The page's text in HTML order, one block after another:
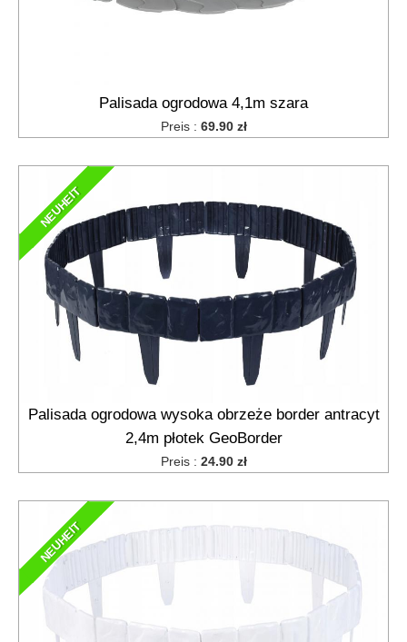
Palisada ogrodowa 4,1m szara
Preis : 69.90 zł
NEUHEIT
Palisada ogrodowa wysoka obrzeże border antracyt
2,4m płotek GeoBorder
Preis : 24.90 zł
NEUHEIT